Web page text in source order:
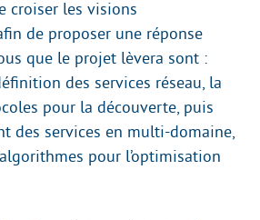
croiser les visions
de proposer une réponse
que le projet lèvera sont :
des services réseau, la
pour la découverte, puis
des services en multi-domaine,
pour l’optimisation